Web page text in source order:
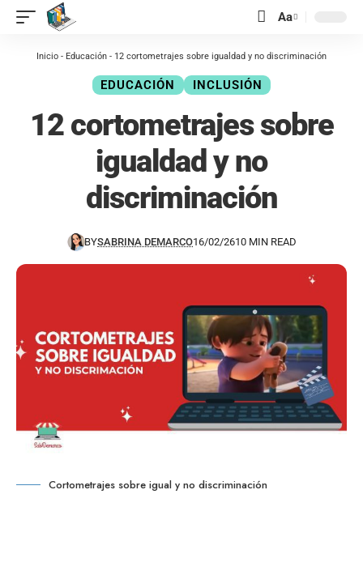
contenido Aa
Inicio - Educación - 12 cortometrajes sobre igualdad y no discriminación
EDUCACIÓN INCLUSIÓN
12 cortometrajes sobre
igualdad y no
discriminación
BYSABRINA DEMARCO16/02/2610 MIN READ
Cortometrajes sobre igual y no discriminación